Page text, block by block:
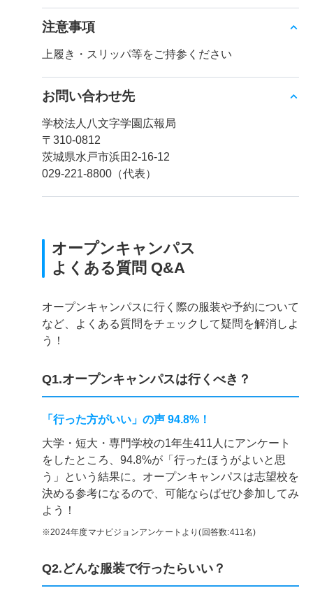
注意事項
上履き・スリッパ等をご持参ください
お問い合わせ先
学校法人八文字学園広報局
〒310-0812
茨城県水戸市浜田2-16-12
029-221-8800（代表）
オープンキャンパス
よくある質問 Q&A
オープンキャンパスに行く際の服装や予約について
など、よくある質問をチェックして疑問を解消しよ
う！
Q1.オープンキャンパスは行くべき？
「行った方がいい」の声 94.8%！
大学・短大・専門学校の1年生411人にアンケート
をしたところ、94.8%が「行ったほうがよいと思
う」という結果に。オープンキャンパスは志望校を
決める参考になるので、可能ならばぜひ参加してみ
よう！
※2024年度マナビジョンアンケートより(回答数:411名)
Q2.どんな服装で行ったらいい？